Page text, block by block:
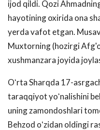
ijod qildi. Qozi
hayotining oxirida ona
yerda vafot etgan.
Muxtorning (hozirgi
xushmanzara joyida
Oʻrta Sharqda 17-
taraqqiyot yoʻnalishini
uning zamondoshlari
Behzod oʻzidan oldingi